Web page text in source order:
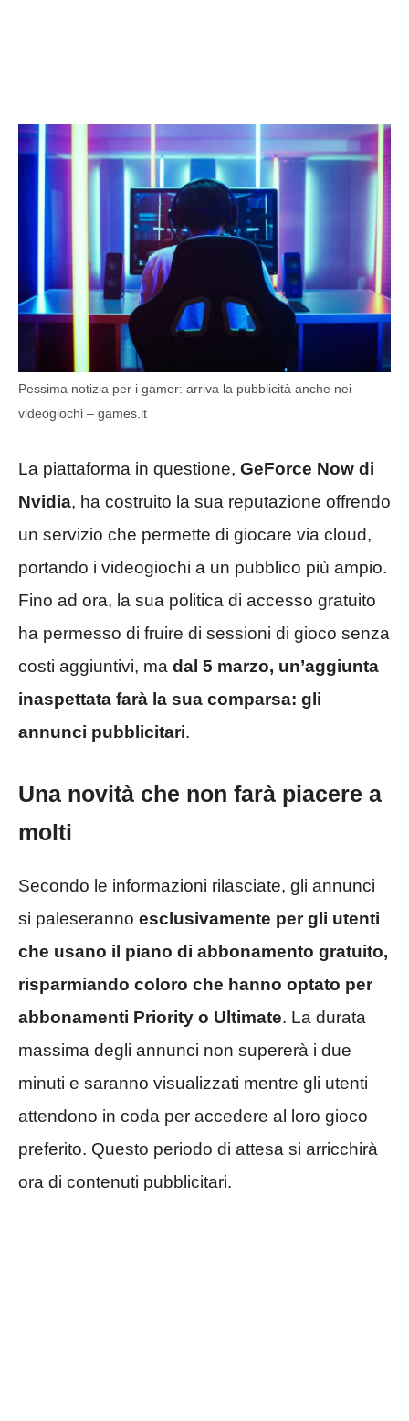
Pessima notizia per i gamer: arriva la pubblicità anche nei
videogiochi – games.it
La piattaforma in questione, GeForce Now di
Nvidia, ha costruito la sua reputazione offrendo
un servizio che permette di giocare via cloud,
portando i videogiochi a un pubblico più ampio.
Fino ad ora, la sua politica di accesso gratuito
ha permesso di fruire di sessioni di gioco senza
costi aggiuntivi, ma dal 5 marzo, un’aggiunta
inaspettata farà la sua comparsa: gli
annunci pubblicitari.
Una novità che non farà piacere a
molti
Secondo le informazioni rilasciate, gli annunci
si paleseranno esclusivamente per gli utenti
che usano il piano di abbonamento gratuito,
risparmiando coloro che hanno optato per
abbonamenti Priority o Ultimate. La durata
massima degli annunci non supererà i due
minuti e saranno visualizzati mentre gli utenti
attendono in coda per accedere al loro gioco
preferito. Questo periodo di attesa si arricchirà
ora di contenuti pubblicitari.